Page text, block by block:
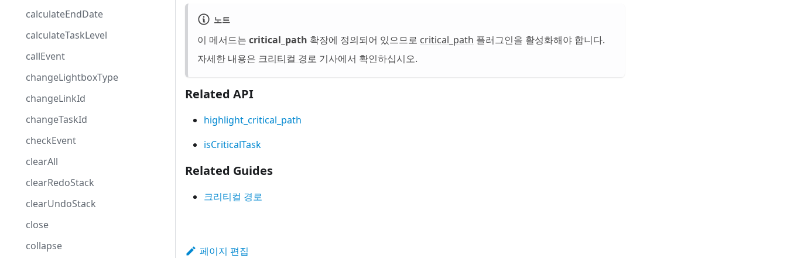
calculateEndDate
calculateTaskLevel
callEvent
changeLightboxType
changeLinkId
changeTaskId
checkEvent
clearAll
clearRedoStack
clearUndoStack
close
collapse
노트
이 메서드는 critical_path 확장에 정의되어 있으므로 critical_path 플러그인을 활성화해야 합니다.
자세한 내용은 크리티컬 경로 기사에서 확인하십시오.
Related API
highlight_critical_path
isCriticalTask
Related Guides
크리티컬 경로
페이지 편집